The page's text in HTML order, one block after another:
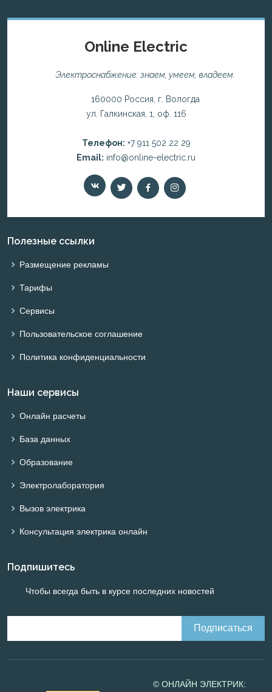
Online Electric
Электроснабжение: знаем, умеем, владеем.
160000 Россия, г. Вологда
ул. Галкинская, 1, оф. 116
Телефон: +7 911 502 22 29
Email: info@online-electric.ru
Полезные ссылки
Размещение рекламы
Тарифы
Сервисы
Пользовательское соглашение
Политика конфиденциальности
Наши сервисы
Онлайн расчеты
База данных
Образование
Электролаборатория
Вызов электрика
Консультация электрика онлайн
Подпишитесь
Чтобы всегда быть в курсе последних новостей
© ОНЛАЙН ЭЛЕКТРИК: